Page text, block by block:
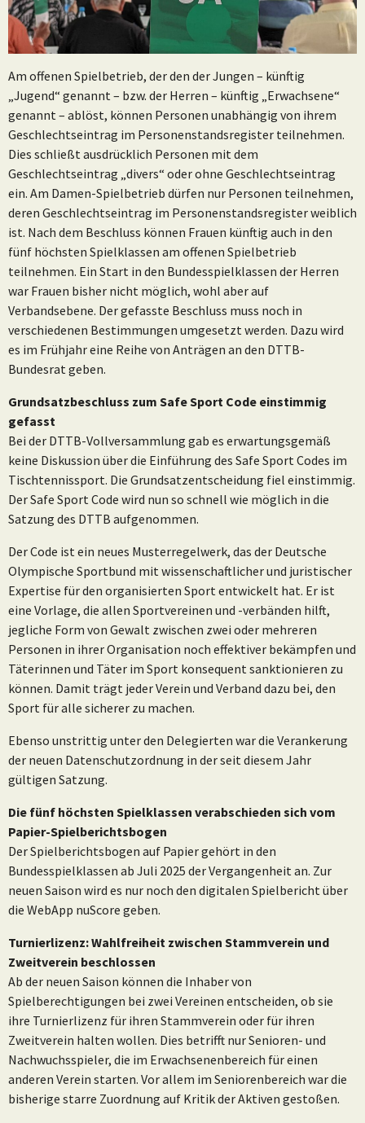
Am offenen Spielbetrieb, der den der Jungen – künftig
„Jugend“ genannt – bzw. der Herren – künftig „Erwachsene“
genannt – ablöst, können Personen unabhängig von ihrem
Geschlechtseintrag im Personenstandsregister teilnehmen.
Dies schließt ausdrücklich Personen mit dem
Geschlechtseintrag „divers“ oder ohne Geschlechtseintrag
ein. Am Damen-Spielbetrieb dürfen nur Personen teilnehmen,
deren Geschlechtseintrag im Personenstandsregister weiblich
ist. Nach dem Beschluss können Frauen künftig auch in den
fünf höchsten Spielklassen am offenen Spielbetrieb
teilnehmen. Ein Start in den Bundesspielklassen der Herren
war Frauen bisher nicht möglich, wohl aber auf
Verbandsebene. Der gefasste Beschluss muss noch in
verschiedenen Bestimmungen umgesetzt werden. Dazu wird
es im Frühjahr eine Reihe von Anträgen an den DTTB-
Bundesrat geben.
Grundsatzbeschluss zum Safe Sport Code einstimmig
gefasst
Bei der DTTB-Vollversammlung gab es erwartungsgemäß
keine Diskussion über die Einführung des Safe Sport Codes im
Tischtennissport. Die Grundsatzentscheidung fiel einstimmig.
Der Safe Sport Code wird nun so schnell wie möglich in die
Satzung des DTTB aufgenommen.
Der Code ist ein neues Musterregelwerk, das der Deutsche
Olympische Sportbund mit wissenschaftlicher und juristischer
Expertise für den organisierten Sport entwickelt hat. Er ist
eine Vorlage, die allen Sportvereinen und -verbänden hilft,
jegliche Form von Gewalt zwischen zwei oder mehreren
Personen in ihrer Organisation noch effektiver bekämpfen und
Täterinnen und Täter im Sport konsequent sanktionieren zu
können. Damit trägt jeder Verein und Verband dazu bei, den
Sport für alle sicherer zu machen.
Ebenso unstrittig unter den Delegierten war die Verankerung
der neuen Datenschutzordnung in der seit diesem Jahr
gültigen Satzung.
Die fünf höchsten Spielklassen verabschieden sich vom
Papier-Spielberichtsbogen
Der Spielberichtsbogen auf Papier gehört in den
Bundesspielklassen ab Juli 2025 der Vergangenheit an. Zur
neuen Saison wird es nur noch den digitalen Spielbericht über
die WebApp nuScore geben.
Turnierlizenz: Wahlfreiheit zwischen Stammverein und
Zweitverein beschlossen
Ab der neuen Saison können die Inhaber von
Spielberechtigungen bei zwei Vereinen entscheiden, ob sie
ihre Turnierlizenz für ihren Stammverein oder für ihren
Zweitverein halten wollen. Dies betrifft nur Senioren- und
Nachwuchsspieler, die im Erwachsenenbereich für einen
anderen Verein starten. Vor allem im Seniorenbereich war die
bisherige starre Zuordnung auf Kritik der Aktiven gestoßen.